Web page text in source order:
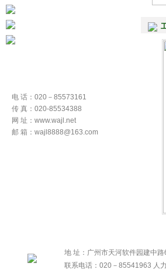
电 话：020－85573161
传 真：020-85534388
网 址：www.wajl.net
邮 箱：wajl8888@163.com
地 址：广州市天河软件园建中
联系电话：020－85541963